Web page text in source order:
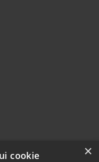
×
cookie